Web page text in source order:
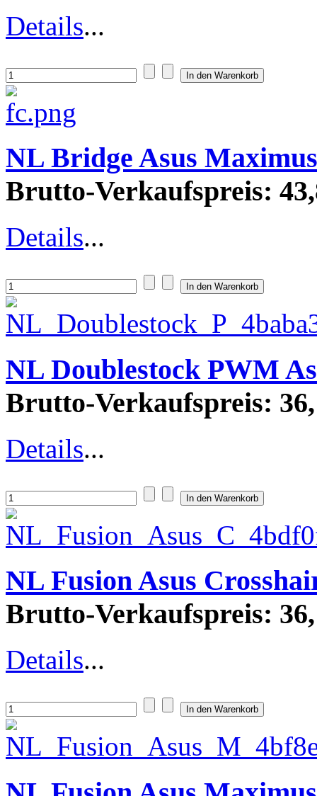
Details...
NL Bridge Asus
Brutto-Verkaufspreis:
Details...
NL Doublestock PWM
Brutto-Verkaufspreis:
Details...
NL Fusion Asus
Brutto-Verkaufspreis:
Details...